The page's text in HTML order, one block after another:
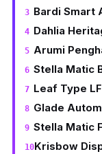
Bardi Smart
Dahlia
Arumi
Stella Matic
Leaf Type
Glade
Stella Matic
Krisbow